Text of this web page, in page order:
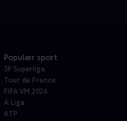
Populær sport
3F Superliga
Tour de France
FIFA VM 2026
A Liga
ATP